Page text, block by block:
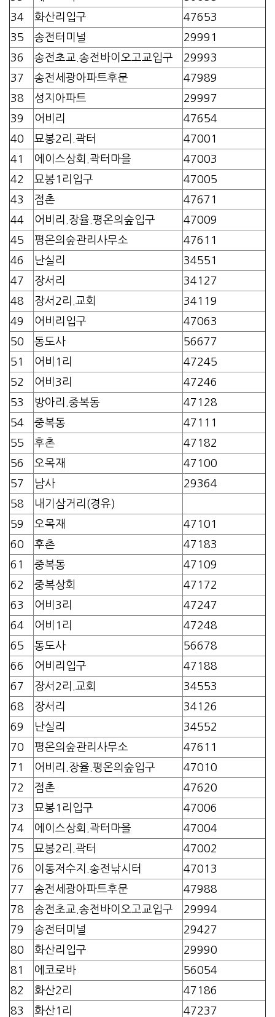
34
화산리입구
47653
35
송전터미널
29991
36
송전초교.송전바이오고교입구
29993
37
송전세광아파트후문
47989
38
성지아파트
29997
39
어비리
47654
40
묘봉2리.곽터
47001
41
에이스상회.곽터마을
47003
42
묘봉1리입구
47005
43
점촌
47671
44
어비리.장율.평온의숲입구
47009
45
평온의숲관리사무소
47611
46
난실리
34551
47
장서리
34127
48
장서2리.교회
34119
49
어비리입구
47063
50
동도사
56677
51
어비1리
47245
52
어비3리
47246
53
방아리.중복동
47128
54
중복동
47111
55
후촌
47182
56
오목재
47100
57
남사
29364
58
내기삼거리(경유)
59
오목재
47101
60
후촌
47183
61
중복동
47109
62
중복상회
47172
63
어비3리
47247
64
어비1리
47248
65
동도사
56678
66
어비리입구
47188
67
장서2리.교회
34553
68
장서리
34126
69
난실리
34552
70
평온의숲관리사무소
47611
71
어비리.장율.평온의숲입구
47010
72
점촌
47620
73
묘봉1리입구
47006
74
에이스상회.곽터마을
47004
75
묘봉2리.곽터
47002
76
이동저수지.송전낚시터
47013
77
송전세광아파트후문
47988
78
송전초교.송전바이오고교입구
29994
79
송전터미널
29427
80
화산리입구
29990
81
에코로바
56054
82
화산2리
47186
83
화산1리
47237